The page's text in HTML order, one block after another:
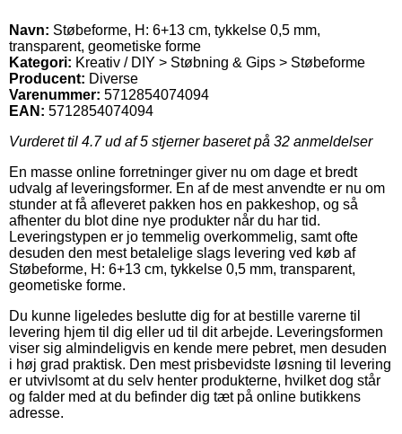
Navn: Støbeforme, H: 6+13 cm, tykkelse 0,5 mm,
transparent, geometiske forme
Kategori: Kreativ / DIY > Støbning & Gips > Støbeforme
Producent: Diverse
Varenummer: 5712854074094
EAN: 5712854074094
Vurderet til 4.7ud af 5 stjerner baseret på 32 anmeldelser
En masse online forretninger giver nu om dage et bredt
udvalg af leveringsformer. En af de mest anvendte er nu om
stunder at få afleveret pakken hos en pakkeshop, og så
afhenter du blot dine nye produkter når du har tid.
Leveringstypen er jo temmelig overkommelig, samt ofte
desuden den mest betalelige slags levering ved køb af
Støbeforme, H: 6+13 cm, tykkelse 0,5 mm, transparent,
geometiske forme.
Du kunne ligeledes beslutte dig for at bestille varerne til
levering hjem til dig eller ud til dit arbejde. Leveringsformen
viser sig almindeligvis en kende mere pebret, men desuden
i høj grad praktisk. Den mest prisbevidste løsning til levering
er utvivlsomt at du selv henter produkterne, hvilket dog står
og falder med at du befinder dig tæt på online butikkens
adresse.